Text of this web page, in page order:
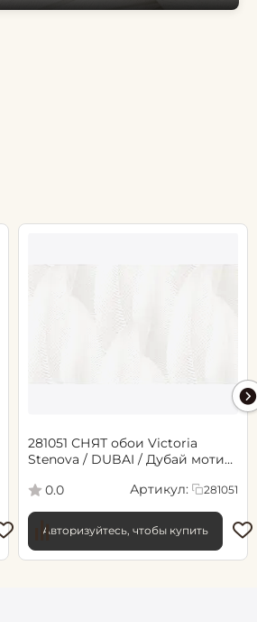
281051 СНЯТ обои Victoria
Stenova / DUBAI / Дубай мотив
0.0
Артикул: 281051
Авторизуйтесь, чтобы купить